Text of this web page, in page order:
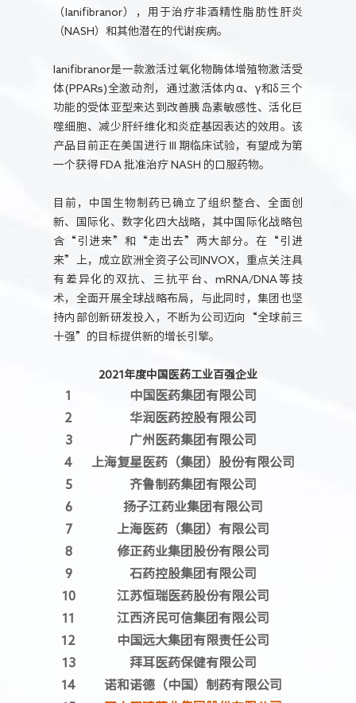
（lanifibranor），用于治疗非酒精性脂肪性肝炎
（NASH）和其他潜在的代谢疾病。
lanifibranor是一款激活过氧化物酶体增殖物激活受
体(PPARs)全激动剂，通过激活体内α、γ和δ三个
功能的受体亚型来达到改善胰岛素敏感性、活化巨
噬细胞、减少肝纤维化和炎症基因表达的效用。该
产品目前正在美国进行 III 期临床试验，有望成为第
一个获得 FDA 批准治疗 NASH 的口服药物。
目前，中国生物制药已确立了组织整合、全面创
新、国际化、数字化四大战略，其中国际化战略包
含“引进来”和“走出去”两大部分。在“引进
来”上，成立欧洲全资子公司INVOX，重点关注具
有差异化的双抗、三抗平台、mRNA/DNA等技
术，全面开展全球战略布局，与此同时，集团也坚
持内部创新研发投入，不断为公司迈向“全球前三
十强”的目标提供新的增长引擎。
2021年度中国医药工业百强企业
1
中国医药集团有限公司
2
华润医药控股有限公司
3
广州医药集团有限公司
4
上海复星医药（集团）股份有限公司
5
齐鲁制药集团有限公司
6
扬子江药业集团有限公司
7
上海医药（集团）有限公司
8
修正药业集团股份有限公司
9
石药控股集团有限公司
10
江苏恒瑞医药股份有限公司
11
江西济民可信集团有限公司
12
中国远大集团有限责任公司
13
拜耳医药保健有限公司
14
诺和诺德（中国）制药有限公司